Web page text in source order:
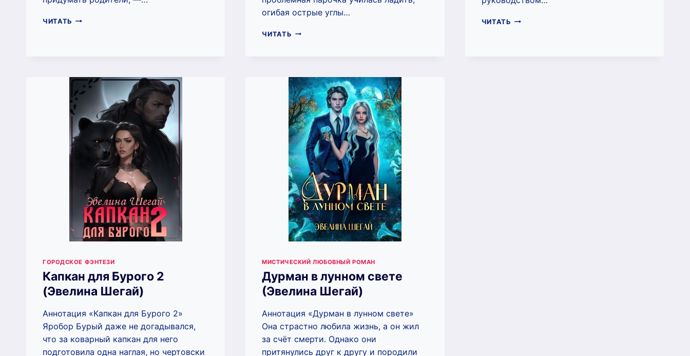
ЧИТАТЬ БЕДОВАЯ
огибая острые углы…
ЧИТАТЬ ОТДЕЛ
ЧИТАТЬ Я
ГОРОДСКОЕ ФЭНТЕЗИ
Капкан для Бурого 2
(Эвелина Шегай)
Аннотация «Капкан для Бурого 2»
Яробор Бурый даже не догадывался,
что за коварный капкан для него
подготовила одна наглая, но чертовски
МИСТИЧЕСКИЙ ЛЮБОВНЫЙ РОМАН
Дурман в лунном свете
(Эвелина Шегай)
Аннотация «Дурман в лунном свете»
Она страстно любила жизнь, а он жил
за счёт смерти. Однако они
притянулись друг к другу и породили